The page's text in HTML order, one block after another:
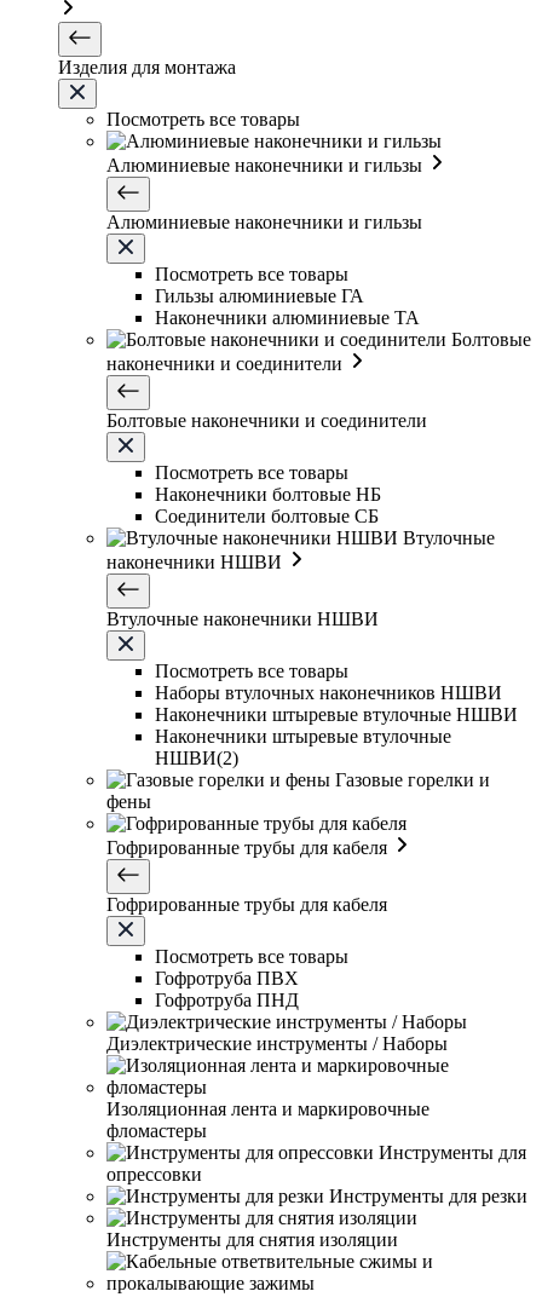
Изделия для монтажа
Посмотреть все товары
Алюминиевые наконечники и гильзы
Алюминиевые наконечники и гильзы
Посмотреть все товары
Гильзы алюминиевые ГА
Наконечники алюминиевые ТА
Болтовые
наконечники и соединители
Болтовые наконечники и соединители
Посмотреть все товары
Наконечники болтовые НБ
Соединители болтовые СБ
Втулочные
наконечники НШВИ
Втулочные наконечники НШВИ
Посмотреть все товары
Наборы втулочных наконечников НШВИ
Наконечники штыревые втулочные НШВИ
Наконечники штыревые втулочные
НШВИ(2)
Газовые горелки и
фены
Гофрированные трубы для кабеля
Гофрированные трубы для кабеля
Посмотреть все товары
Гофротруба ПВХ
Гофротруба ПНД
Диэлектрические инструменты / Наборы
Изоляционная лента и маркировочные
фломастеры
Инструменты для
опрессовки
Инструменты для резки
Инструменты для снятия изоляции